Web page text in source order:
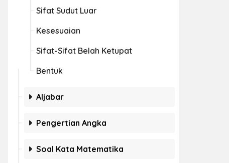
Sifat Sudut Luar
Kesesuaian
Sifat-Sifat Belah Ketupat
Bentuk
Aljabar
Pengertian Angka
Soal Kata Matematika